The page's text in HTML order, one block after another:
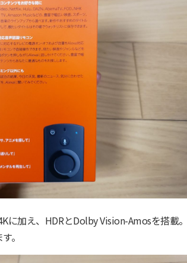
に加え、HDRとDolby Vision-Amosを搭載
。